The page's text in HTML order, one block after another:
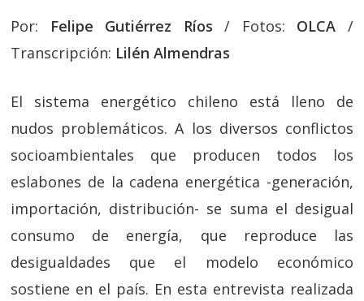
Por: Felipe Gutiérrez Ríos / Fotos: OLCA /
Transcripción: Lilén Almendras
El sistema energético chileno está lleno de
nudos problemáticos. A los diversos conflictos
socioambientales que producen todos los
eslabones de la cadena energética -generación,
importación, distribución- se suma el desigual
consumo de energía, que reproduce las
desigualdades que el modelo económico
sostiene en el país. En esta entrevista realizada